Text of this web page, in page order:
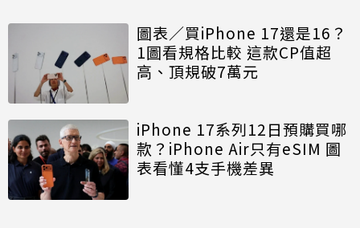
圖表／買iPhone 17還是16？
1圖看規格比較 這款CP值超
高、頂規破7萬元
iPhone 17系列12日預購買哪
款？iPhone Air只有eSIM 圖
表看懂4支手機差異